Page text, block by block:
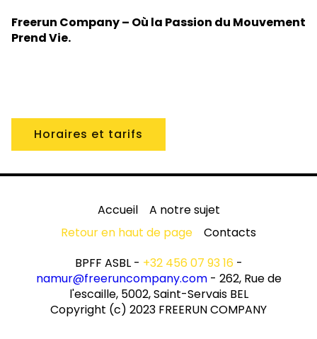
Freerun Company – Où la Passion du Mouvement
Prend Vie.
Horaires et tarifs
Accueil
A notre sujet
Retour en haut de page
Contacts
BPFF ASBL - +32 456 07 93 16 -
namur@freeruncompany.com- 262, Rue de
l'escaille, 5002, Saint-Servais BEL
Copyright (c) 2023 FREERUN COMPANY